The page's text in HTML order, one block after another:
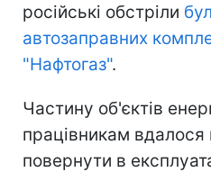
російські обстріли
автозаправних
"Нафтогаз".
Частину об'єктів
працівникам вдалося
повернути в